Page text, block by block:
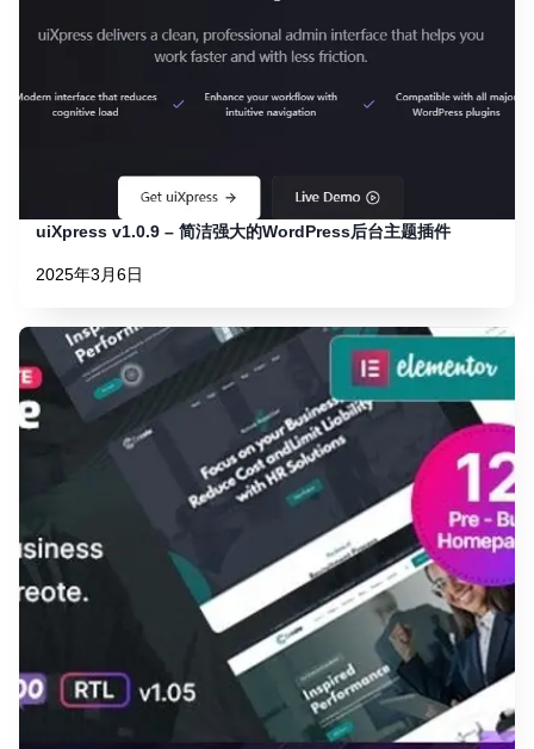
uiXpress v1.0.9 – 简洁强大的WordPress后台主题插件
2025年3月6日